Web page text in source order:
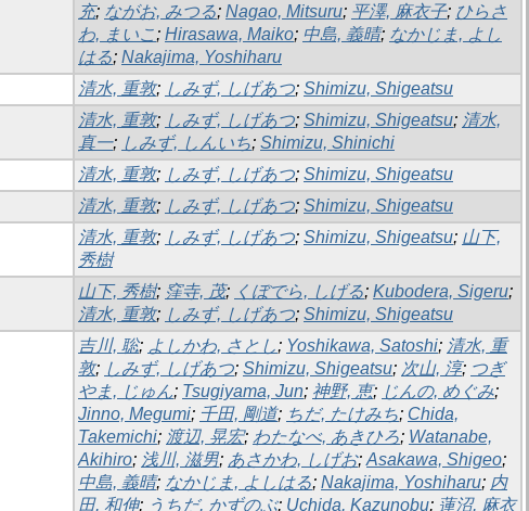
充; ながお, みつる; Nagao, Mitsuru; 平澤, 麻衣子; ひらさ
わ, まいこ; Hirasawa, Maiko; 中島, 義晴; なかじま, よし
はる; Nakajima, Yoshiharu
清水, 重敦; しみず, しげあつ; Shimizu, Shigeatsu
清水, 重敦; しみず, しげあつ; Shimizu, Shigeatsu; 清水,
真一; しみず, しんいち; Shimizu, Shinichi
清水, 重敦; しみず, しげあつ; Shimizu, Shigeatsu
清水, 重敦; しみず, しげあつ; Shimizu, Shigeatsu
清水, 重敦; しみず, しげあつ; Shimizu, Shigeatsu; 山下,
秀樹
山下, 秀樹; 窪寺, 茂; くぼでら, しげる; Kubodera, Sigeru;
清水, 重敦; しみず, しげあつ; Shimizu, Shigeatsu
吉川, 聡; よしかわ, さとし; Yoshikawa, Satoshi; 清水, 重
敦; しみず, しげあつ; Shimizu, Shigeatsu; 次山, 淳; つぎ
やま, じゅん; Tsugiyama, Jun; 神野, 恵; じんの, めぐみ;
Jinno, Megumi; 千田, 剛道; ちだ, たけみち; Chida,
Takemichi; 渡辺, 晃宏; わたなべ, あきひろ; Watanabe,
Akihiro; 浅川, 滋男; あさかわ, しげお; Asakawa, Shigeo;
中島, 義晴; なかじま, よしはる; Nakajima, Yoshiharu; 内
田, 和伸; うちだ, かずのぶ; Uchida, Kazunobu; 蓮沼, 麻衣